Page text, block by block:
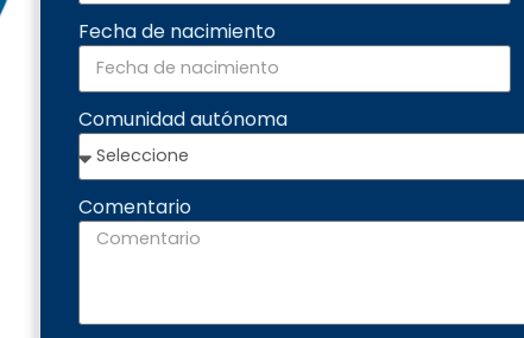
Fecha de nacimiento
Comunidad autónoma
Comentario